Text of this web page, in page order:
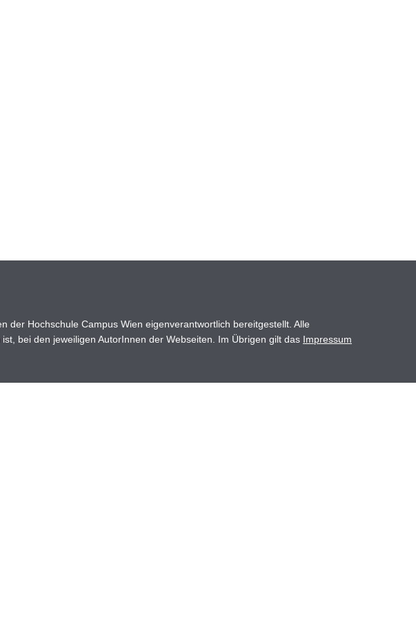
der Hochschule Campus Wien eigenverantwortlich bereitgestellt. Alle
bei den jeweiligen AutorInnen der Webseiten. Im Übrigen gilt das Impressum